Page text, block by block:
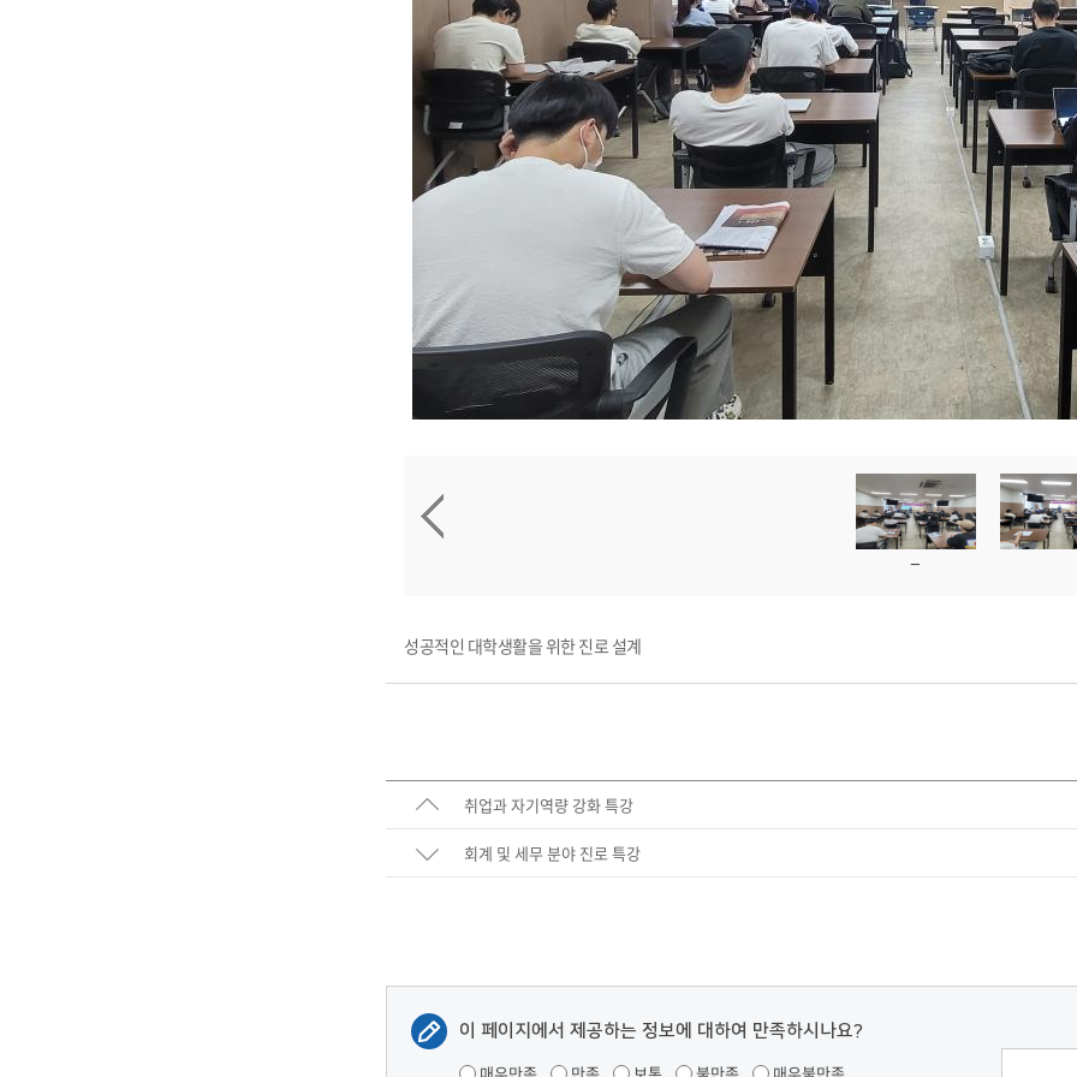
성공적인 대학생활을 위한 진로 설계
취업과 자기역량 강화 특강
회계 및 세무 분야 진로 특강
이 페이지에서 제공하는 정보에 대하여 만족하시나요?